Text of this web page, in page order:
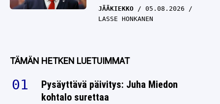
JÄÄKIEKKO
05.08.2026
LASSE HONKANEN
TÄMÄN HETKEN LUETUIMMAT
Pysäyttävä päivitys: Juha Miedon
kohtalo surettaa